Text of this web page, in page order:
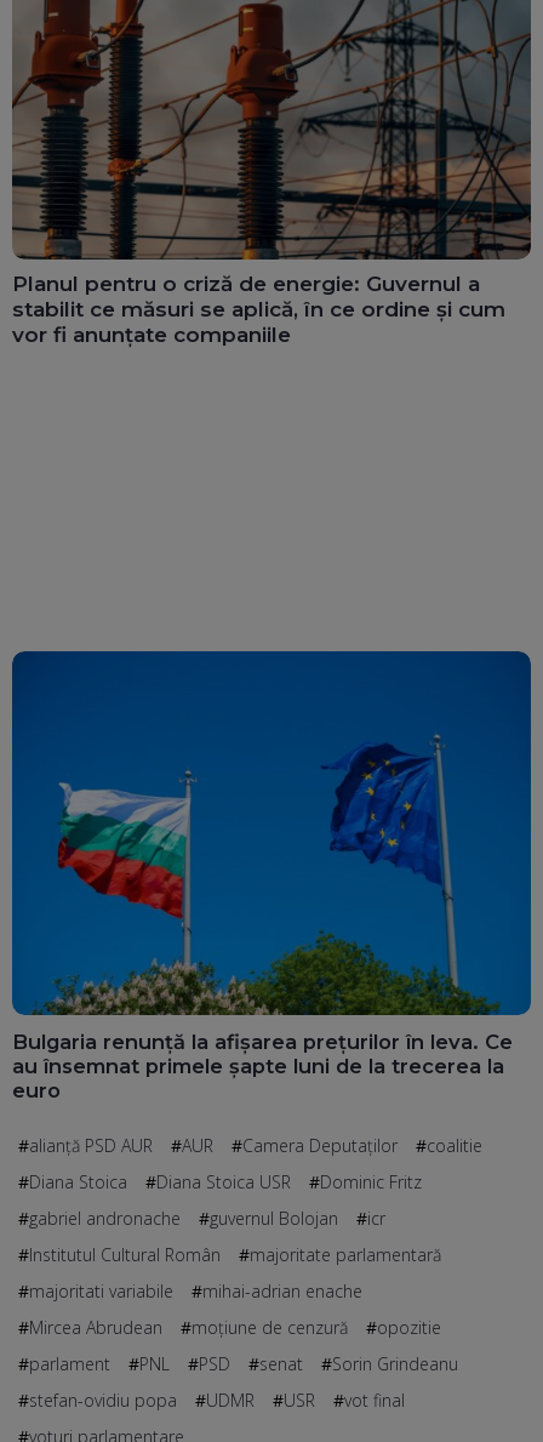
Planul pentru o criză de energie: Guvernul a
stabilit ce măsuri se aplică, în ce ordine și cum
vor fi anunțate companiile
Bulgaria renunță la afișarea prețurilor în leva. Ce
au însemnat primele șapte luni de la trecerea la
euro
alianță PSD AUR AUR Camera Deputaților
coalitie
Diana Stoica
Diana Stoica USR
Dominic Fritz
gabriel andronache
guvernul Bolojan
icr
Institutul Cultural Român
majoritate parlamentară
majoritati variabile
mihai-adrian enache
Mircea Abrudean
moțiune de cenzură
opozitie
parlament
PNL PSD senat
Sorin Grindeanu
stefan-ovidiu popa
UDMR USR
vot final
voturi parlamentare